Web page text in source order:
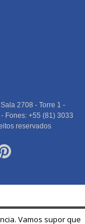
2708 - Torre 1 -
Fones: +55 (81) 3033
reservados
Vamos supor que